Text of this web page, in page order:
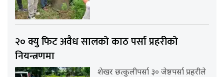
२० क्यु फिट अवैध सालको काठ पर्सा प्रहरीको
नियन्त्रणमा
शेखर छत्कुलीपर्सा ३० जेष्ठपर्सा प्रहरीले